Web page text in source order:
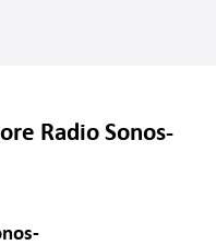
Radio Sonos-